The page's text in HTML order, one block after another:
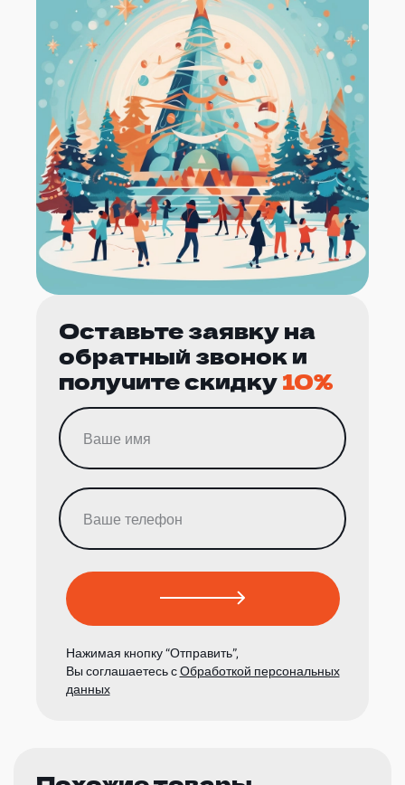
Оставьте заявку на
обратный звонок и
получите скидку10%
Нажимая кнопку “Отправить”,
Вы соглашаетесь сОбработкой персональных
данных